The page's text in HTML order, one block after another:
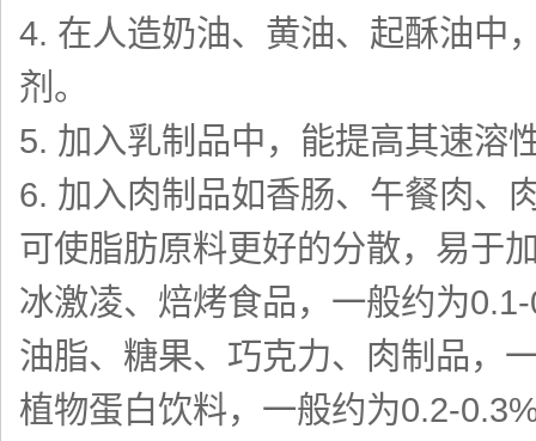
4. 在人造奶油、黄油、起酥油中
剂。
5. 加入乳制品中，能提高其速溶
6. 加入肉制品如香肠、午餐肉、
可使脂肪原料更好的分散，易于
冰激凌、焙烤食品，一般约为
油脂、糖果、巧克力、肉制品，
植物蛋白饮料，一般约为0.2-